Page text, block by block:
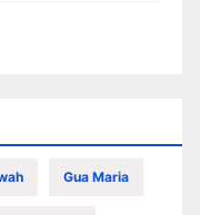
Gua Maria